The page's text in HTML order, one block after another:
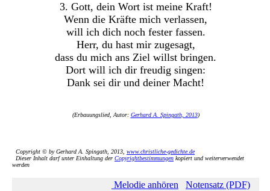
3. Gott, dein Wort ist meine Kraft!
Wenn die Kräfte mich verlassen,
will ich dich noch fester fassen.
Herr, du hast mir zugesagt,
dass du mich ans Ziel willst bringen.
Dort will ich dir freudig singen:
Dank sei dir und deiner Macht!
(Erbauungslied, Autor: Gerhard A. Spingath, 2013)
Copyright © by Gerhard A. Spingath, 2013, www.christliche-gedichte.de
Dieser Inhalt darf unter Einhaltung der Copyrightbestimmungen kopiert und weiterverwendet
werden
Melodie anhören Notensatz (PDF)